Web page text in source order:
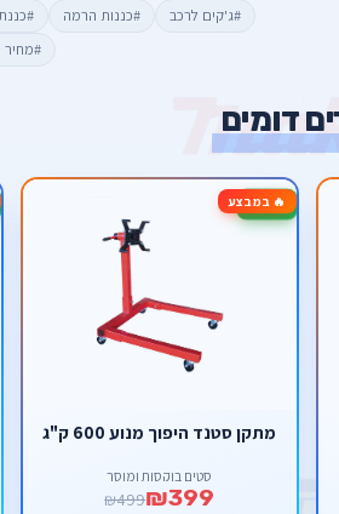
#ג'קים לרכב #כננות הרמה #כננת
#מחיר
דומים
🔥 במבצע-20%
מתקן סטנד היפוך מנוע 600 ק"ג
סטים בוקסות ומוסך
₪399
₪499